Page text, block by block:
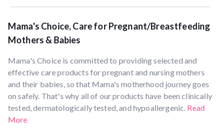
Mama's Choice, Care for Pregnant/Breastfeeding
Mothers & Babies
Mama's Choice is committed to providing selected and
effective care products for pregnant and nursing mothers
and their babies, so that Mama's motherhood journey goes
on safely. That's why all of our products have been clinically
tested, dermatologically tested, and hypoallergenic. Read
More